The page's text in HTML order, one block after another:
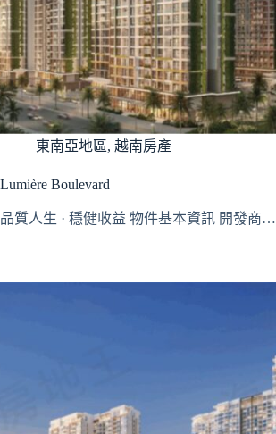
東南亞地區, 越南房產
Lumière Boulevard
品質人生 · 穩健收益 物件基本資訊 開發商…